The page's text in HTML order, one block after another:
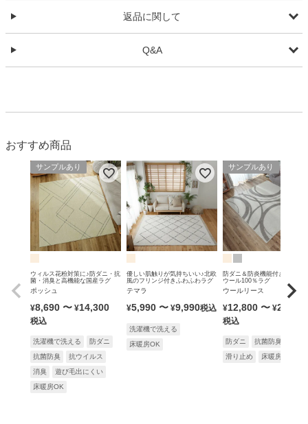
返品に関して
Q&A
おすすめ商品
サンプルあり
ウィルス花粉対策に♪防ダニ・抗
菌・消臭と高機能な国産ラグ
ポッシュ
¥8,690 〜 ¥14,300
税込
洗濯機で洗える
防ダニ
抗菌防臭
抗ウイルス
消臭
遊び毛出にくい
床暖房OK
優しい肌触りが気持ちいい♪北欧
風のフリンジ付きふわふわラグ
テマラ
¥5,990 〜 ¥9,990税込
洗濯機で洗える
床暖房OK
サンプルあり
防ダニ＆防炎機能付きの無染
ウール100％ラグ
ウールリース
¥12,800 〜 ¥25,900
税込
防ダニ 抗菌防臭
滑り止め
床暖房OK